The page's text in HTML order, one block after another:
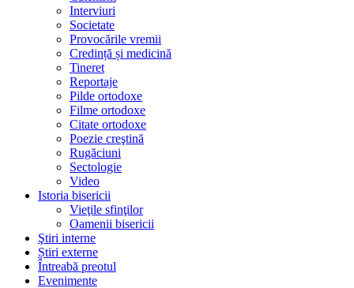
Interviuri
Societate
Provocările vremii
Credință și medicină
Tineret
Reportaje
Pilde ortodoxe
Filme ortodoxe
Citate ortodoxe
Poezie creştină
Rugăciuni
Sectologie
Video
Istoria bisericii
Vieţile sfinţilor
Oamenii bisericii
Ştiri interne
Știri externe
Întreabă preotul
Evenimente